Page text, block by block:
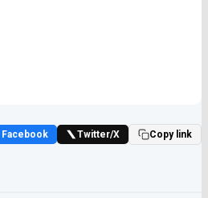
Facebook Twitter/X Copy link